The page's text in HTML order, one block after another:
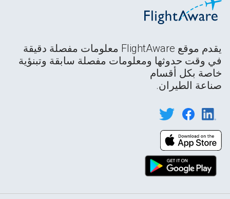
يقدم موقع FlightAware معلومات مفصلة دقيقة
في وقت حدوثها ومعلومات مفصلة سابقة وتبنؤية
خاصة بكل أقسام
صناعة الطيران.